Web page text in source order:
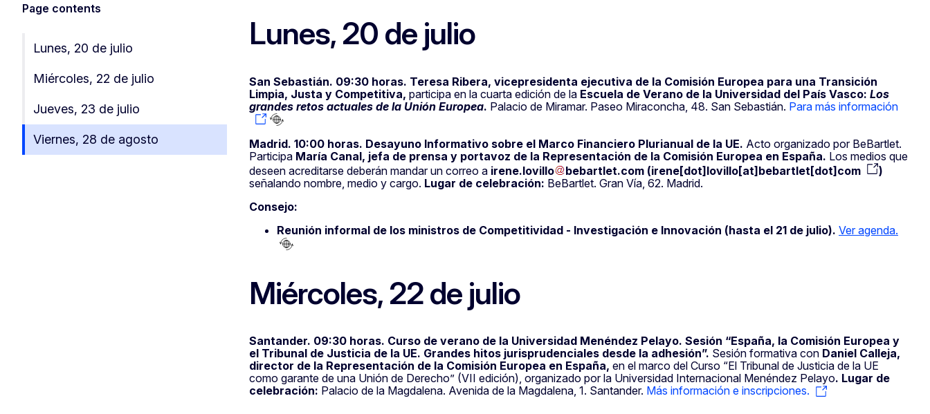
Page contents
Lunes, 20 de julio
Miércoles, 22 de julio
Jueves, 23 de julio
Viernes, 28 de agosto
Lunes, 20 de julio
San Sebastián. 09:30 horas. Teresa Ribera, vicepresidenta ejecutiva de la Comisión Europea para una Transición
Limpia, Justa y Competitiva, participa en la cuarta edición de la Escuela de Verano de la Universidad del País Vasco: Los
grandes retos actuales de la Unión Europea. Palacio de Miramar. Paseo Miraconcha, 48. San Sebastián. Para más información
Madrid. 10:00 horas. Desayuno Informativo sobre el Marco Financiero Plurianual de la UE. Acto organizado por BeBartlet.
Participa María Canal, jefa de prensa y portavoz de la Representación de la Comisión Europea en España. Los medios que
deseen acreditarse deberán mandar un correo a irene.lovillo bebartlet.com (irene[dot]lovillo[at]bebartlet[dot]com
)
señalando nombre, medio y cargo. Lugar de celebración: BeBartlet. Gran Vía, 62. Madrid.
Consejo:
Reunión informal de los ministros de Competitividad - Investigación e Innovación (hasta el 21 de julio). Ver agenda.
Miércoles, 22 de julio
Santander. 09:30 horas. Curso de verano de la Universidad Menéndez Pelayo. Sesión “España, la Comisión Europea y
el Tribunal de Justicia de la UE. Grandes hitos jurisprudenciales desde la adhesión”. Sesión formativa con Daniel Calleja,
director de la Representación de la Comisión Europea en España, en el marco del Curso “El Tribunal de Justicia de la UE
como garante de una Unión de Derecho” (VII edición), organizado por la Universidad Internacional Menéndez Pelayo. Lugar de
celebración: Palacio de la Magdalena. Avenida de la Magdalena, 1. Santander. Más información e inscripciones.